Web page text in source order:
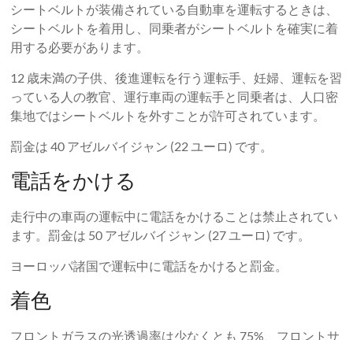
シートベルトが装備されている自動車を運転するときは、
シートベルトを着用し、同乗者がシートベルトを確実に着
用する必要があります。
12 歳未満の子供、後進運転を行う運転手、妊婦、運転を習
っている人の教官、運行車両の運転手と同乗者は、人口密
集地ではシートベルトを外すことが許可されています。
罰金は 40 アゼルバイジャン (22 ユーロ) です。
電話をかける
走行中の車両の運転中に電話をかけることは禁止されてい
ます。罰金は 50 アゼルバイジャン (27 ユーロ) です。
ヨーロッパ諸国で運転中に電話をかけると罰金。
着色
フロントガラスの光透過率は少なくとも 75%、フロントサ